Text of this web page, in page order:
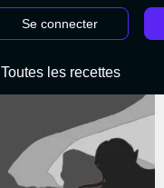
Se connecter
Toutes les recettes